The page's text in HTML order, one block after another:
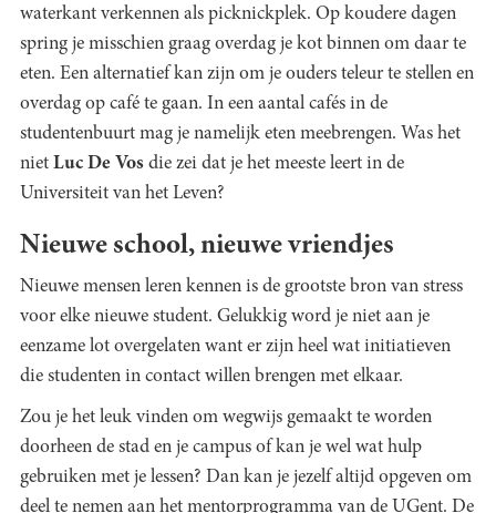
waterkant verkennen als picknickplek. Op koudere dagen
spring je misschien graag overdag je kot binnen om daar te
eten. Een alternatief kan zijn om je ouders teleur te stellen en
overdag op café te gaan. In een aantal cafés in de
studentenbuurt mag je namelijk eten meebrengen. Was het
niet Luc De Vos die zei dat je het meeste leert in de
Universiteit van het Leven?
Nieuwe school, nieuwe vriendjes
Nieuwe mensen leren kennen is de grootste bron van stress
voor elke nieuwe student. Gelukkig word je niet aan je
eenzame lot overgelaten want er zijn heel wat initiatieven
die studenten in contact willen brengen met elkaar.
Zou je het leuk vinden om wegwijs gemaakt te worden
doorheen de stad en je campus of kan je wel wat hulp
gebruiken met je lessen? Dan kan je jezelf altijd opgeven om
deel te nemen aan het mentorprogramma van de UGent. De